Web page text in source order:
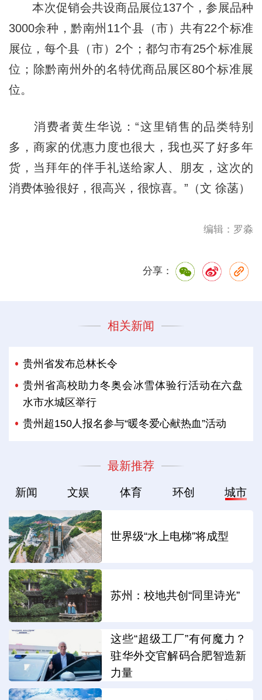
本次促销会共设商品展位137个，参展品种
3000余种，黔南州11个县（市）共有22个标准
展位，每个县（市）2个；都匀市有25个标准展
位；除黔南州外的名特优商品展区80个标准展
位。
消费者黄生华说：“这里销售的品类特别
多，商家的优惠力度也很大，我也买了好多年
货，当拜年的伴手礼送给家人、朋友，这次的
消费体验很好，很高兴，很惊喜。”（文 徐菡）
编辑：罗淼
分享：
相关新闻
贵州省发布总林长令
贵州省高校助力冬奥会冰雪体验行活动在六盘
水市水城区举行
贵州超150人报名参与“暖冬爱心献热血”活动
最新推荐
新闻 文娱 体育 环创 城市
世界级“水上电梯”将成型
苏州：校地共创“同里诗光”
这些“超级工厂”有何魔力？
驻华外交官解码合肥智造新
力量